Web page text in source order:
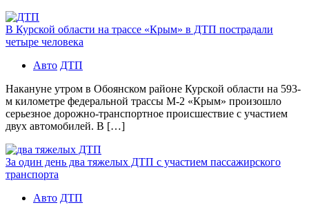
В Курской области на трассе «Крым» в ДТП пострадали
четыре человека
Авто ДТП
Накануне утром в Обоянском районе Курской области на 593-
м километре федеральной трассы М-2 «Крым» произошло
серьезное дорожно-транспортное происшествие с участием
двух автомобилей. В […]
За один день два тяжелых ДТП с участием пассажирского
транспорта
Авто ДТП